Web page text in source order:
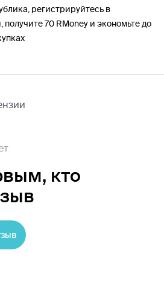
регистрируйтесь в
70 RMoney и экономьте до
кто